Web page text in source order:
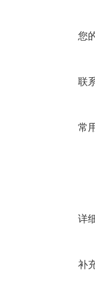
您
联
常
详
补